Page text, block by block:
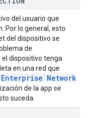
del usuario que
Por lo general, esto
del dispositivo se
de
dispositivo tenga
en una red que
Network
de la app se
suceda.